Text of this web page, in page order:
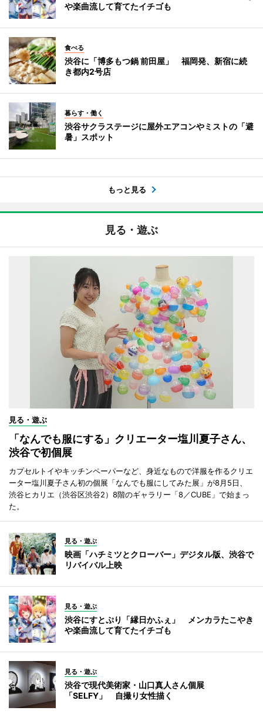
や楽曲流して育てたイチゴも
食べる
渋谷に「博多もつ鍋 前田屋」 福岡発、新宿に続
き都内2号店
暮らす・働く
渋谷サクラステージに屋外エアコンやミストの「避
暑」スポット
もっと見る
見る・遊ぶ
見る・遊ぶ
「なんでも服にする」クリエーター塩川夏子さん、
渋谷で初個展
カプセルトイやキッチンペーパーなど、身近なもので洋服を作るクリエ
ーター塩川夏子さん初の個展「なんでも服にしてみた展」が8月5日、
渋谷ヒカリエ（渋谷区渋谷2）8階のギャラリー「8／CUBE」で始まっ
た。
見る・遊ぶ
映画「ハチミツとクローバー」デジタル版、渋谷で
リバイバル上映
見る・遊ぶ
渋谷にすとぷり「縁日かふぇ」 メンカラたこやき
や楽曲流して育てたイチゴも
見る・遊ぶ
渋谷で現代美術家・山口真人さん個展
「SELFY」 自撮り女性描く